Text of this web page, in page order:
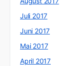
Juli 2017
Juni 2017
Mai 2017
April 2017